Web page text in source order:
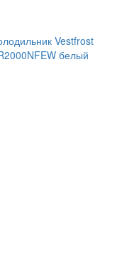
Vestfrost
белый